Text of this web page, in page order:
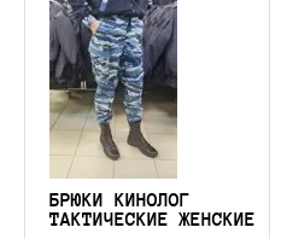
БРЮКИ КИНОЛОГ
ТАКТИЧЕСКИЕ ЖЕНСКИЕ